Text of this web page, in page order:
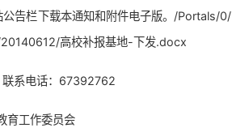
告栏下载本通知和附件电子版。 /Portals/0/
高校补报基地-下发.docx
联系电话：67392762
育工作委员会